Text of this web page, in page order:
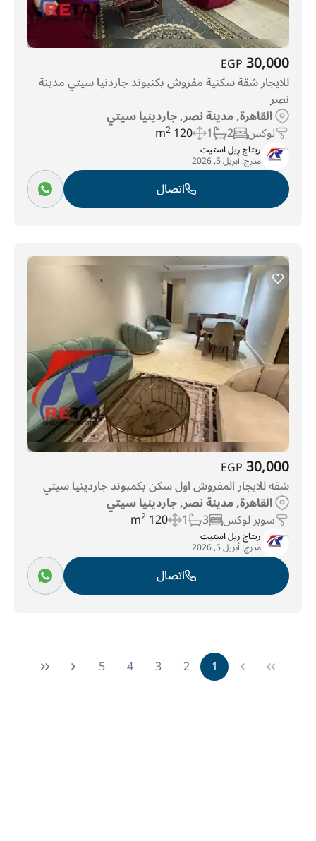
30,000
EGP
للايجار شقة سكنية مفروش بكنبوند جاردنيا سيتي مدينة
نصر
القاهرة, مدينة نصر, جاردينيا سيتي
لوكس 2
1
120 m
2
ريتاج ريل استيت
مدرج:أبريل 5, 2026
اتصال
30,000
EGP
شقه للايجار المفروش اول سكن بكمبوند جاردينيا سيتي
القاهرة, مدينة نصر, جاردينيا سيتي
سوبر لوكس 3
1
120 m
2
ريتاج ريل استيت
مدرج:أبريل 5, 2026
اتصال
1
2
3
4
5